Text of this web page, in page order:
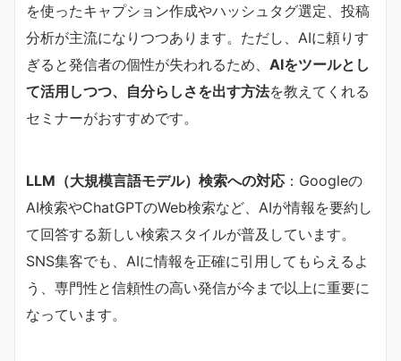
を使ったキャプション作成やハッシュタグ選定、投稿
分析が主流になりつつあります。ただし、AIに頼りす
ぎると発信者の個性が失われるため、 AIをツールとし
て活用しつつ、自分らしさを出す方法を教えてくれる
セミナーがおすすめです。
LLM（大規模言語モデル）検索への対応 ：Googleの
AI検索やChatGPTのWeb検索など、AIが情報を要約し
て回答する新しい検索スタイルが普及しています。
SNS集客でも、AIに情報を正確に引用してもらえるよ
う、専門性と信頼性の高い発信が今まで以上に重要に
なっています。